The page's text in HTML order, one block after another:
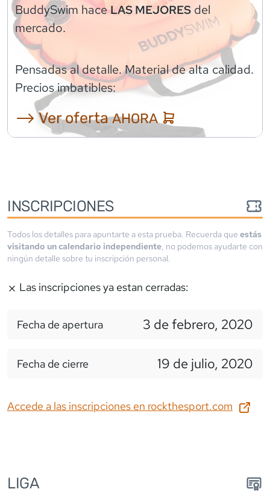
BuddySwim haceLAS MEJORES del
mercado.
Pensadas al detalle. Material de alta calidad.
Precios imbatibles:
⟶ Ver ofertaAHORA
INSCRIPCIONES
Todos los detalles para apuntarte a esta prueba. Recuerda que estás
visitando un calendario independiente, no podemos ayudarte con
ningún detalle sobre tu inscripción personal.
Las inscripciones ya estan cerradas:
Fecha de apertura 3 de febrero, 2020
Fecha de cierre 19 de julio, 2020
Accede a las inscripciones en rockthesport.com
LIGA